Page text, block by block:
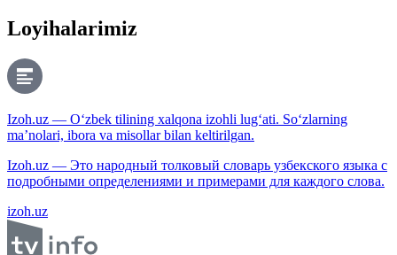
Loyihalarimiz
Izoh.uz — O‘zbek tilining xalqona izohli lug‘ati. So‘zlarning
ma’nolari, ibora va misollar bilan keltirilgan.
Izoh.uz — Это народный толковый словарь узбекского языка с
подробными определениями и примерами для каждого слова.
izoh.uz